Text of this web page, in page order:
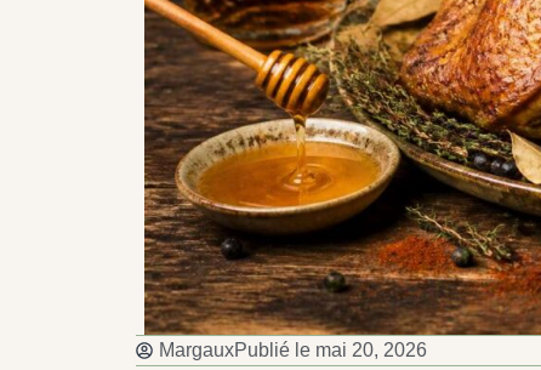
MargauxPublié le mai 20, 2026